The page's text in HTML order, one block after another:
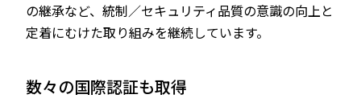
の継承など、統制／セキュリティ品質の意識の向上と
定着にむけた取り組みを継続しています。
数々の国際認証も取得